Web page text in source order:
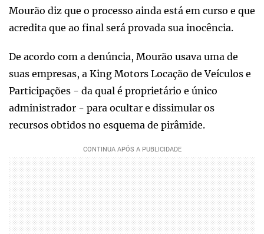
Mourão diz que o processo ainda está em curso e que
acredita que ao final será provada sua inocência.
De acordo com a denúncia, Mourão usava uma de
suas empresas, a King Motors Locação de Veículos e
Participações - da qual é proprietário e único
administrador - para ocultar e dissimular os
recursos obtidos no esquema de pirâmide.